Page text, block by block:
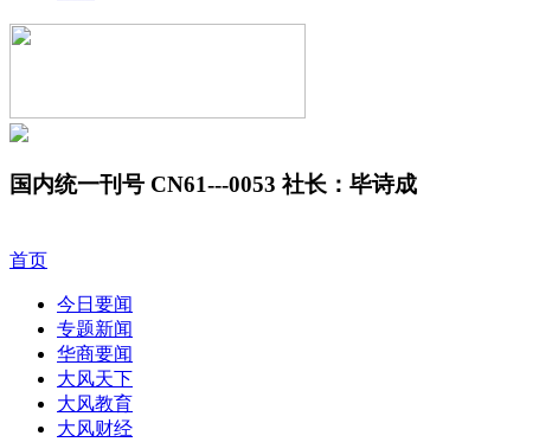
国内统一刊号 CN61---0053 社长：毕诗成
首页
今日要闻
专题新闻
华商要闻
大风天下
大风教育
大风财经